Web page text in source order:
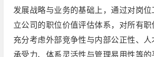
发展战略与业务的基础上，通过对岗
立公司的职位价值评估体系，对所有职
充分考虑外部竞争性与内部公正性、人
承受力、体系灵活性与管理易用性等